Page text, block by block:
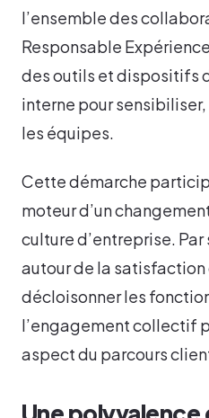
l’ensemble des
Responsable
des outils et dispositifs
interne pour
les équipes.
Cette démarche
moteur d’un
culture d’entreprise.
autour de la
décloisonner les
l’engagement collectif
aspect du parcours